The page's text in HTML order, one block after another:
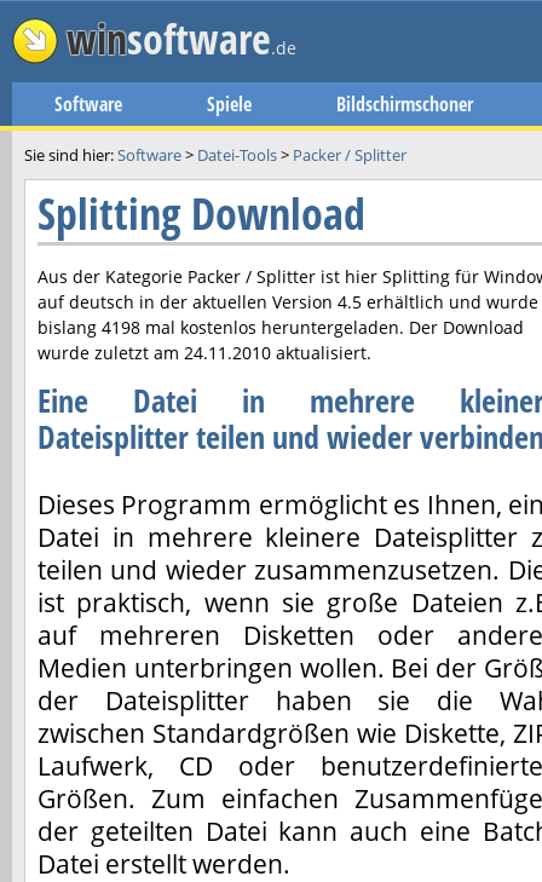
winsoftware.de
Software Spiele Bildschirmschoner
Sie sind hier:Software> Datei-Tools> Packer / Splitter
Splitting Download
Aus der Kategorie Packer / Splitter ist hier Splitting für
auf deutsch in der aktuellen Version 4.5 erhältlich und wurde
bislang 4198 mal kostenlos heruntergeladen. Der Download
wurde zuletzt am 24.11.2010 aktualisiert.
Eine Datei in mehrere
Dateisplitter teilen und wieder
Dieses Programm ermöglicht es Ihnen,
Datei in mehrere kleinere Dateisplitter
teilen und wieder zusammenzusetzen.
ist praktisch, wenn sie große Dateien
auf mehreren Disketten oder
Medien unterbringen wollen. Bei der
der Dateisplitter haben sie die
zwischen Standardgrößen wie Diskette,
Laufwerk, CD oder
Größen. Zum einfachen
der geteilten Datei kann auch eine
Datei erstellt werden.